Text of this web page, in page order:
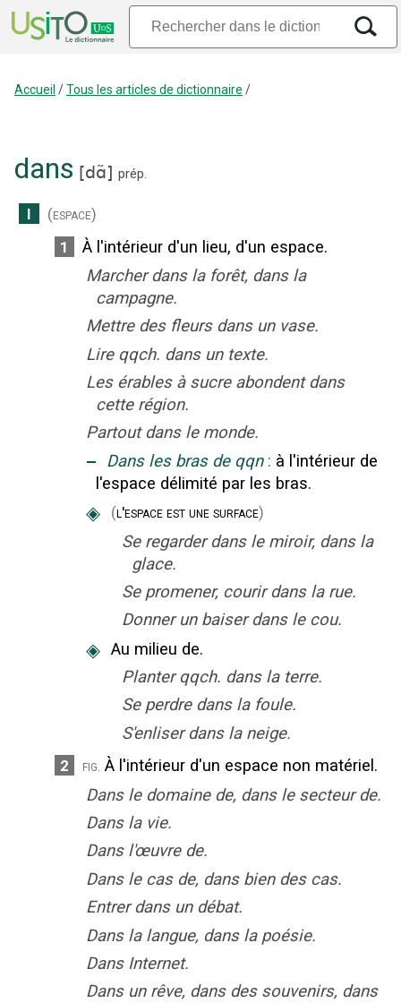
Accueil /Tous les articles de dictionnaire /
dans [dɑ̃] prép.
I
(espace)
1
À l'intérieur d'un lieu, d'un espace.
Marcher dans la forêt, dans la
campagne.
Mettre des fleurs dans un vase.
Lire qqch. dans un texte.
Les érables à sucre abondent dans
cette région.
Partout dans le monde.
‒ Dans les bras de qqn : à l'intérieur de
l'espace délimité par les bras.
◈ (l'espace est une surface)
Se regarder dans le miroir, dans la
glace.
Se promener, courir dans la rue.
Donner un baiser dans le cou.
◈ Au milieu de.
Planter qqch. dans la terre.
Se perdre dans la foule.
S'enliser dans la neige.
2 fig. À l'intérieur d'un espace non matériel.
Dans le domaine de, dans le secteur de.
Dans la vie.
Dans l'œuvre de.
Dans le cas de, dans bien des cas.
Entrer dans un débat.
Dans la langue, dans la poésie.
Dans Internet.
Dans un rêve, dans des souvenirs, dans